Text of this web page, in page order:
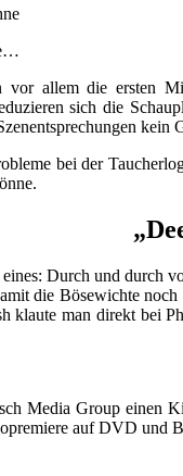
allem die ersten
sich die
bei der
Durch und durch
die Bösewichte
klaute man direkt bei
Media Group einen
auf DVD und